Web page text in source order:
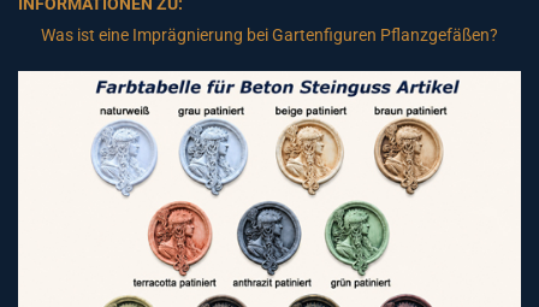
Was ist eine Imprägnierung bei Gartenfiguren Pflanzgefäßen?